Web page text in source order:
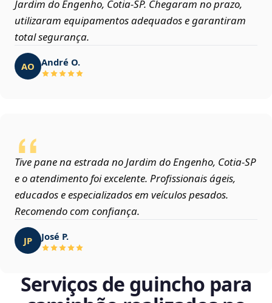
Jardim do Engenho, Cotia‑SP. Chegaram no prazo,
utilizaram equipamentos adequados e garantiram
total segurança.
AO André O.
Tive pane na estrada no Jardim do Engenho, Cotia‑SP
e o atendimento foi excelente. Profissionais ágeis,
educados e especializados em veículos pesados.
Recomendo com confiança.
JP José P.
Serviços de guincho para